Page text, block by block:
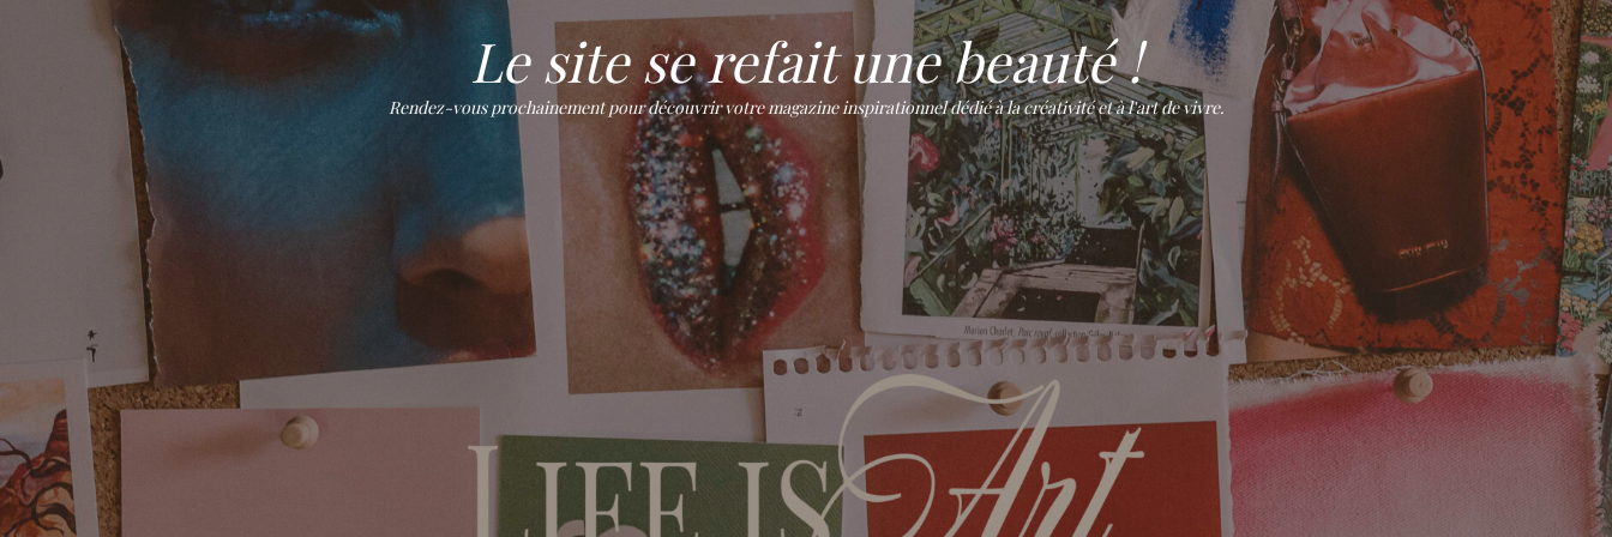
Le site se refait une beauté !
Rendez-vous prochainement pour découvrir votre magazine inspirationnel dédié à la créativité et à l'art de vivre.